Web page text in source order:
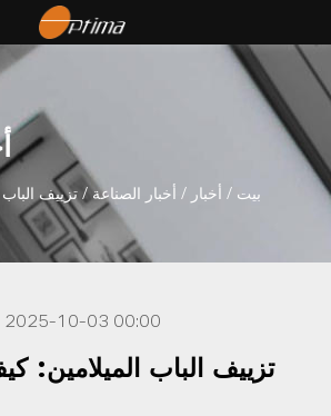
بيت / أخبار / أخبار الصناعة / تزييف
2025-10-03 00:00
تزييف الباب الميلامين: